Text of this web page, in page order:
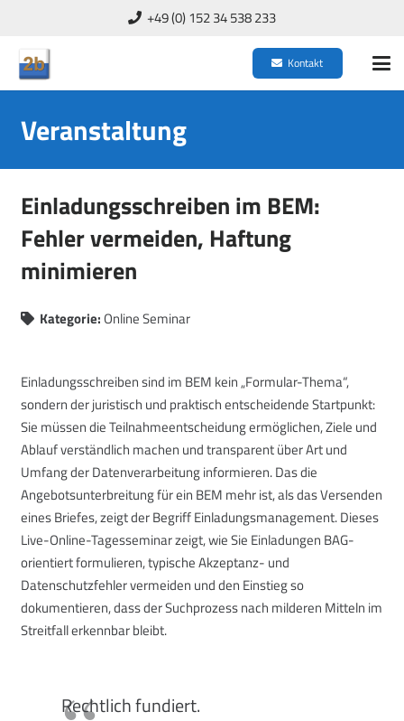
+49 (0) 152 34 538 233
Kontakt
Veranstaltung
Einladungsschreiben im BEM:
Fehler vermeiden, Haftung
minimieren
Kategorie:Online Seminar
Einladungsschreiben sind im BEM kein „Formular-Thema“,
sondern der juristisch und praktisch entscheidende Startpunkt:
Sie müssen die Teilnahmeentscheidung ermöglichen, Ziele und
Ablauf verständlich machen und transparent über Art und
Umfang der Datenverarbeitung informieren. Das die
Angebotsunterbreitung für ein BEM mehr ist, als das Versenden
eines Briefes, zeigt der Begriff Einladungsmanagement. Dieses
Live-Online-Tagesseminar zeigt, wie Sie Einladungen BAG-
orientiert formulieren, typische Akzeptanz- und
Datenschutzfehler vermeiden und den Einstieg so
dokumentieren, dass der Suchprozess nach milderen Mitteln im
Streitfall erkennbar bleibt.
Rechtlich fundiert.